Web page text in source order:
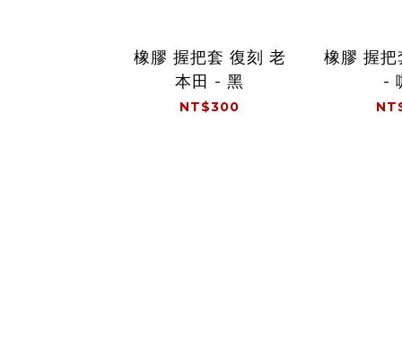
橡膠 握把套 復刻 老
本田 - 黑
NT$300
橡膠 握
-